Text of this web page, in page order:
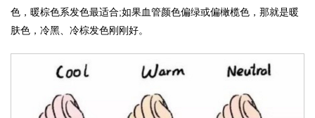
色，暖棕色系发色最适合;如果血管颜色偏绿或偏橄榄色，那就是暖
肤色，冷黑、冷棕发色刚刚好。